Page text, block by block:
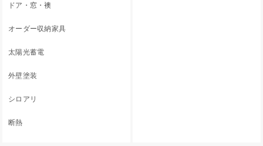
ドア・窓・襖
オーダー収納家具
太陽光蓄電
外壁塗装
シロアリ
断熱